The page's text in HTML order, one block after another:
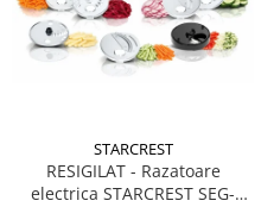
STARCREST
RESIGILAT - Razatoare
electrica STARCREST SEG-